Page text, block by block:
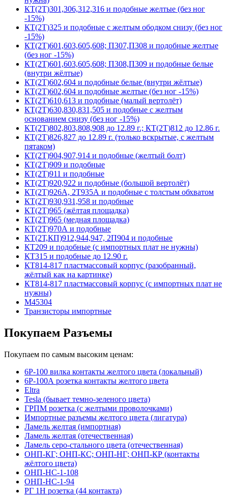
КТ(2Т)301,306,312,316 и подобные желтые (без ног
-15%)
КТ(2Т)325 и подобные с желтым ободком снизу (без ног
-15%)
КТ(2Т)601,603,605,608; П307,П308 и подобные желтые
(без ног -15%)
КТ(2Т)601,603,605,608; П308,П309 и подобные белые
(внутри жёлтые)
КТ(2Т)602,604 и подобные белые (внутри жёлтые)
КТ(2Т)602,604 и подобные желтые (без ног -15%)
КТ(2Т)610,613 и подобные (малый вертолёт)
КТ(2Т)630,830,831,505 и подобные с желтым
основанием снизу (без ног -15%)
КТ(2Т)802,803,808,908 до 12.89 г.; КТ(2Т)812 до 12.86 г.
КТ(2Т)826,827 до 12.89 г. (только вскрытые, с желтым
пятаком)
КТ(2Т)904,907,914 и подобные (желтый болт)
КТ(2Т)909 и подобные
КТ(2Т)911 и подобные
КТ(2Т)920,922 и подобные (большой вертолёт)
КТ(2Т)926А, 2Т935А и подобные с толстым обхватом
КТ(2Т)930,931,958 и подобные
КТ(2Т)965 (жёлтая площадка)
КТ(2Т)965 (медная площадка)
КТ(2Т)970А и подобные
КТ(2Т,КП)912,944,947, 2П904 и подобные
КТ209 и подобные (с импортных плат не нужны)
КТ315 и подобные до 12.90 г.
КТ814-817 пластмассовый корпус (разобранный,
жёлтый как на картинке)
КТ814-817 пластмассовый корпус (с импортных плат не
нужны)
М45304
Транзисторы импортные
Покупаем Разъемы
Покупаем по самым высоким ценам:
6Р-100 вилка контакты желтого цвета (локальный)
6Р-100А розетка контакты желтого цвета
Eltra
Tesla (бывает темно-зеленого цвета)
ГРПМ розетка (с желтыми проволочками)
Импортные разъемы желтого цвета (лигатура)
Ламель желтая (импортная)
Ламель желтая (отечественная)
Ламель серо-стального цвета (отечественная)
ОНП-КГ; ОНП-КС; ОНП-НГ; ОНП-КР (контакты
жёлтого цвета)
ОНП-НС-1-108
ОНП-НС-1-94
РГ 1Н розетка (44 контакта)